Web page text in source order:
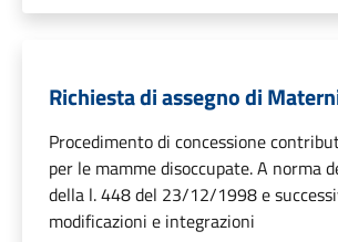
Richiesta di assegno di
Procedimento di concessione
per le mamme disoccupate. A norma
della l. 448 del 23/12/1998 e
modificazioni e integrazioni